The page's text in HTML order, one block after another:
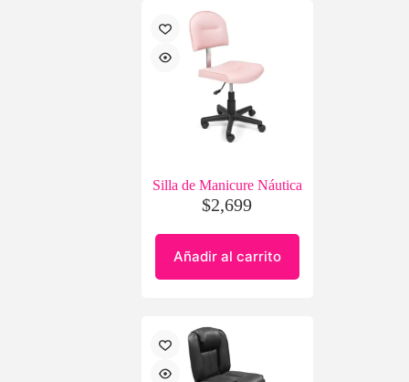
Silla de Manicure Náutica
$2,699
Añadir al carrito